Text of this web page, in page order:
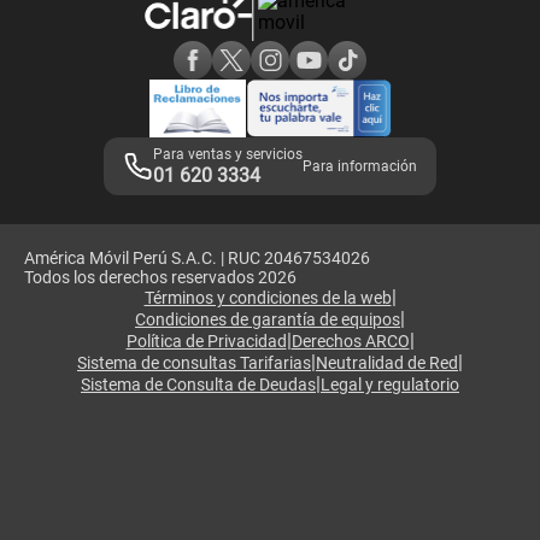
Adquirientes iPhone 6, 6S y SE
Mensaje de Seguridad
Términos y Condiciones de Tienda Claro
Libro de Reclamaciones
Legales de marketplace
Para ventas y servicios
01 620 3334 Para información
América Móvil Perú S.A.C. | RUC 20467534026
Todos los derechos reservados 2026
Términos y condiciones de la web|
Condiciones de garantía de equipos|
Política de Privacidad|Derechos ARCO|
Sistema de consultas Tarifarias|Neutralidad de Red|
Sistema de Consulta de Deudas|Legal y regulatorio